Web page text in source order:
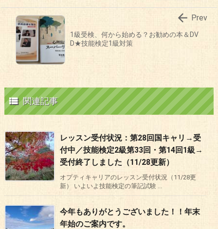
1級受検、何から始める？お勧めの本＆DV
D★技能検定1級対策
 Prev
 関連記事
レッスン受付状況：第28回国キャリ→受
付中／技能検定2級第33回・第14回1級→
受付終了しました（11/28更新）
オプティキャリアのレッスン受付状況（11/28更
新） いよいよ技能検定の筆記試験 ...
今年もありがとうございました！！年末
年始のご案内です。